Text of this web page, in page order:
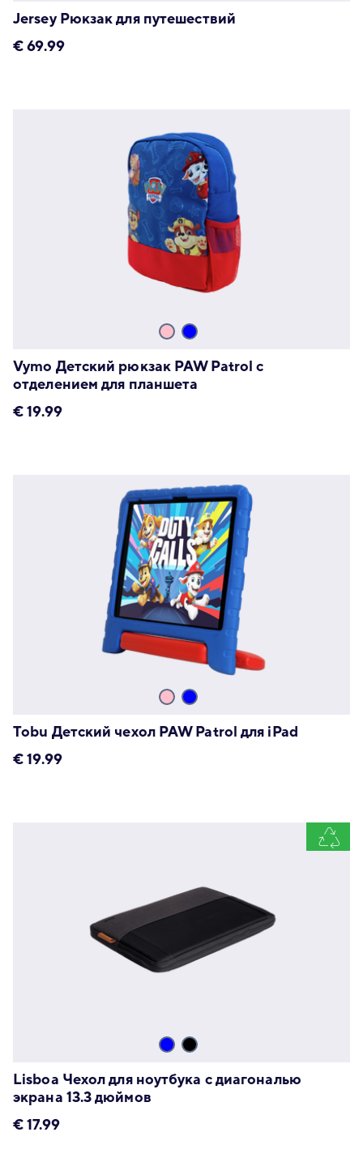
Jersey Рюкзак для путешествий
€69.99
Vymo Детский рюкзак PAW Patrol с
отделением для планшета
€19.99
Tobu Детский чехол PAW Patrol для iPad
€19.99
Lisboa Чехол для ноутбука с диагональю
экрана 13.3 дюймов
€17.99